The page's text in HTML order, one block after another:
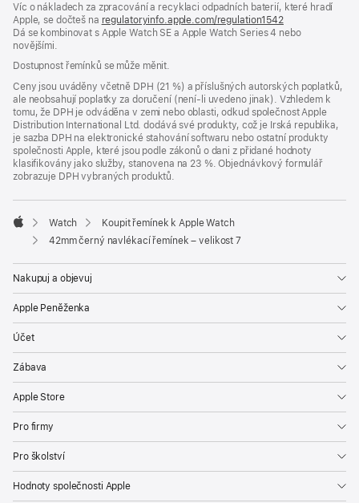
v novém
okně)
Víc o nákladech za zpracování a recyklaci odpadních baterií, které hradí
Apple, se dočteš na regulatoryinfo.apple.com/regulation1542(otevře
se
Dá se kombinovat s Apple Watch SE a Apple Watch Series 4 nebo
novějšími.
Dostupnost řemínků se může měnit.
Ceny jsou uváděny včetně DPH (21 %) a příslušných autorských poplatků,
ale neobsahují poplatky za doručení (není-li uvedeno jinak). Vzhledem k
tomu, že DPH je odváděna v zemi nebo oblasti, odkud společnost Apple
Distribution International Ltd. dodává své produkty, což je Irská republika,
je sazba DPH na elektronické stahování softwaru nebo ostatní produkty
společnosti Apple, které jsou podle zákonů o dani z přidané hodnoty
klasifikovány jako služby, stanovena na 23 %. Objednávkový formulář
zobrazuje DPH vybraných produktů.
Apple
Watch
Koupit řemínek k Apple Watch
42mm černý navlékací řemínek – velikost 7
Nakupuj a objevuj
Apple Peněženka
Účet
Zábava
Apple Store
Pro firmy
Pro školství
Hodnoty společnosti Apple